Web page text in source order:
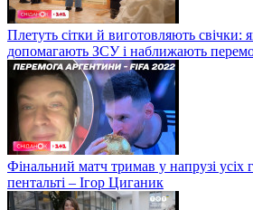
Плетуть сітки й виготовляють свічки:
допомагають ЗСУ і наближають
Фінальний матч тримав у напрузі усіх
пентальті – Ігор Циганик